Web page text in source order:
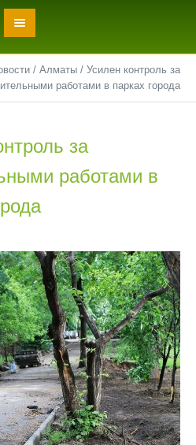
/ Алматы / Усилен контроль за
работами в парках города
за
работами в